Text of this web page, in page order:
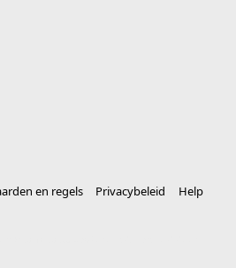
en regels Privacybeleid
Help